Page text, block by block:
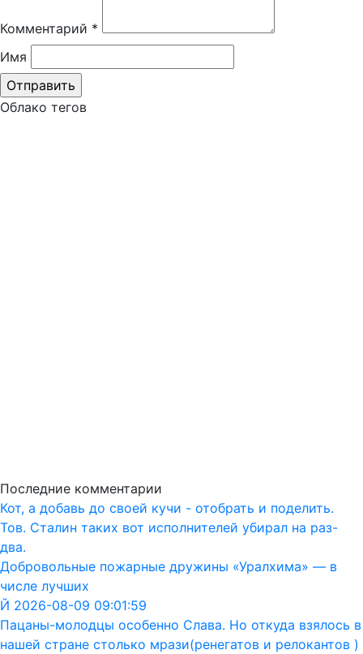
Комментарий *
Имя
Облако тегов
Последние комментарии
Кот, а добавь до своей кучи - отобрать и поделить.
Тов. Сталин таких вот исполнителей убирал на раз-
два.
Добровольные пожарные дружины «Уралхима» — в
числе лучших
Й 2026-08-09 09:01:59
Пацаны-молодцы особенно Слава. Но откуда взялось в
нашей стране столько мрази(ренегатов и релокантов )